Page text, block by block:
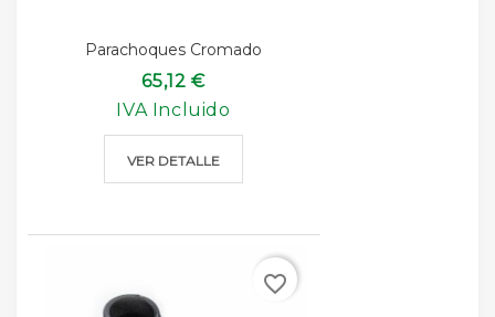
Parachoques Cromado
65,12 €
IVA Incluido
VER DETALLE
favorite_border